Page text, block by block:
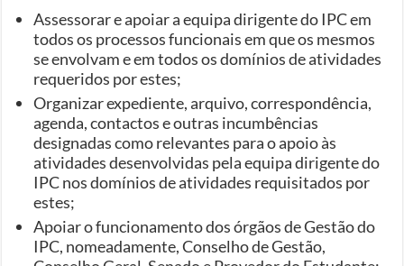
Assessorar e apoiar a equipa dirigente do IPC em
todos os processos funcionais em que os mesmos
se envolvam e em todos os domínios de atividades
requeridos por estes;
Organizar expediente, arquivo, correspondência,
agenda, contactos e outras incumbências
designadas como relevantes para o apoio às
atividades desenvolvidas pela equipa dirigente do
IPC nos domínios de atividades requisitados por
estes;
Apoiar o funcionamento dos órgãos de Gestão do
IPC, nomeadamente, Conselho de Gestão,